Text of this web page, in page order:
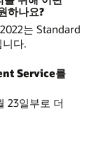
하나요?
는 Standard
다.
Service를
23일부로 더